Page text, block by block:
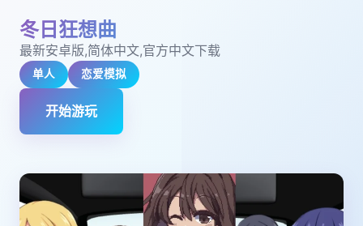
冬日狂想曲
最新安卓版,简体中文,官方中文下载
单人 恋爱模拟
开始游玩